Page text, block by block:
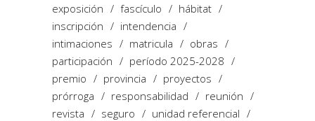
exposición
fascículo
hábitat
inscripción
intendencia
intimaciones
matricula
obras
participación
período 2025-2028
premio
provincia
proyectos
prórroga
responsabilidad
reunión
revista
seguro
unidad referencial